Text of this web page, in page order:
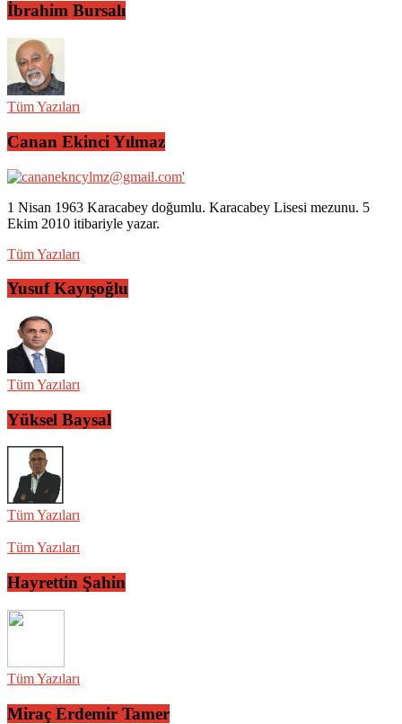
İbrahim Bursalı
Tüm Yazıları
Canan Ekinci Yılmaz
1 Nisan 1963 Karacabey doğumlu. Karacabey Lisesi mezunu. 5
Ekim 2010 itibariyle yazar.
Tüm Yazıları
Yusuf Kayışoğlu
Tüm Yazıları
Yüksel Baysal
Tüm Yazıları
Tüm Yazıları
Hayrettin Şahin
Tüm Yazıları
Miraç Erdemir Tamer